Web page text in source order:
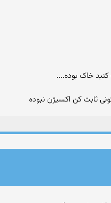
خاک بوده....
ثابت کن اکسیژن نبوده